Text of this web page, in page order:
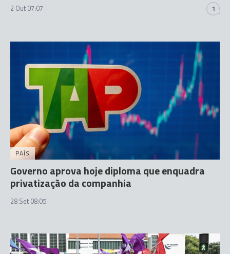
2 Out 07:07 1
PAÍS
Governo aprova hoje diploma que enquadra
privatização da companhia
28 Set 08:05